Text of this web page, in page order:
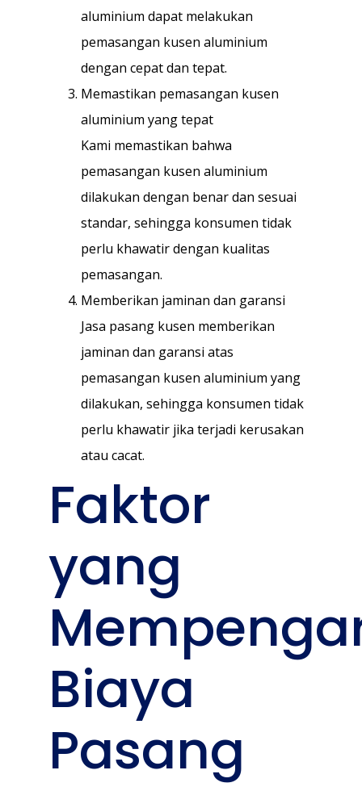
aluminium dapat melakukan
pemasangan kusen aluminium
dengan cepat dan tepat.
Memastikan pemasangan kusen
aluminium yang tepat
Kami memastikan bahwa
pemasangan kusen aluminium
dilakukan dengan benar dan sesuai
standar, sehingga konsumen tidak
perlu khawatir dengan kualitas
pemasangan.
Memberikan jaminan dan garansi
Jasa pasang kusen memberikan
jaminan dan garansi atas
pemasangan kusen aluminium yang
dilakukan, sehingga konsumen tidak
perlu khawatir jika terjadi kerusakan
atau cacat.
Faktor
yang
Biaya
Pasang